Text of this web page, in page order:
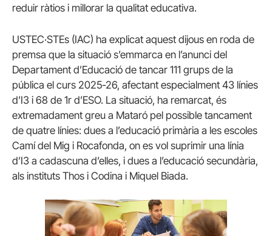
reduir ràtios i millorar la qualitat educativa.
USTEC·STEs (IAC) ha explicat aquest dijous en roda de
premsa que la situació s’emmarca en l’anunci del
Departament d’Educació de tancar 111 grups de la
pública el curs 2025-26, afectant especialment 43 línies
d’I3 i 68 de 1r d’ESO. La situació, ha remarcat, és
extremadament greu a Mataró pel possible tancament
de quatre línies: dues a l’educació primària a les escoles
Camí del Mig i Rocafonda, on es vol suprimir una línia
d’I3 a cadascuna d’elles, i dues a l’educació secundària,
als instituts Thos i Codina i Miquel Biada.